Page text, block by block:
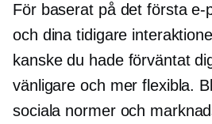
För baserat på det första e-
och dina tidigare
kanske du hade förväntat
vänligare och mer flexibla.
sociala normer och